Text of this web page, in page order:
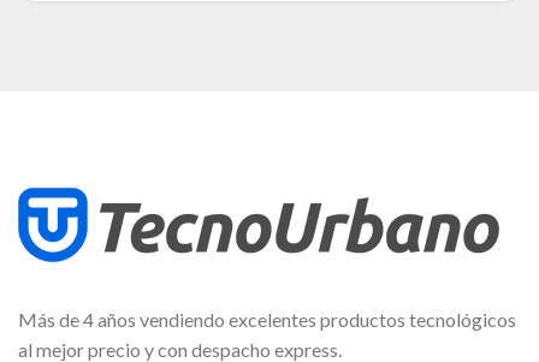
Más de 4 años vendiendo excelentes productos tecnológicos
al mejor precio y con despacho express.